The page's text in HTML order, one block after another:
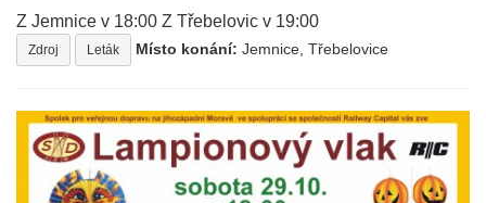
Z Jemnice v 18:00 Z Třebelovic v 19:00
Zdroj Leták Místo konání: Jemnice, Třebelovice